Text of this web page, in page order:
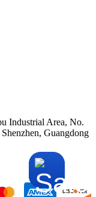
Industrial Area, No.
Guangdong